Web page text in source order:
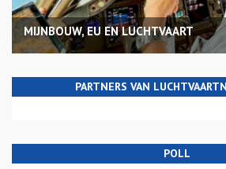
MIJNBOUW, EU EN LUCHTVAART
PARTNERS VAN
POLL